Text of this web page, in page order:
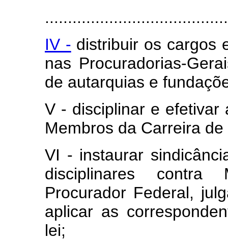
IV - distribuir os cargos
nas Procuradorias-
de autarquias e
V - disciplinar e efetivar
Membros da Carreira
VI - instaurar
disciplinares
Procurador Federal,
aplicar as
lei;